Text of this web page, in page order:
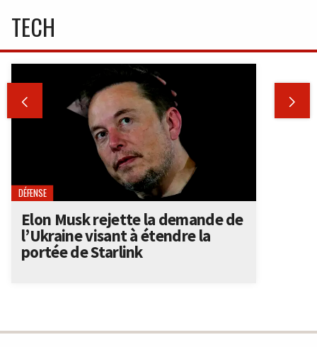
TECH
 
DÉFENSE
Elon Musk rejette la demande de
l’Ukraine visant à étendre la
portée de Starlink